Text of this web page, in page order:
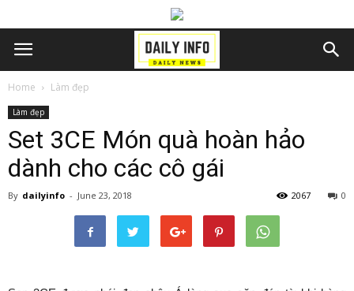
Home Làm đẹp
Làm đẹp
Set 3CE Món quà hoàn hảo
dành cho các cô gái
By dailyinfo - June 23, 2018 0
2067